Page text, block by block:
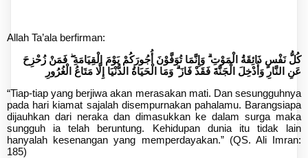
Allah Ta’ala berfirman:
كُلُّ نَفْسٍ ذَائِقَةُ الْمَوْتِ ۗ وَإِنَّمَا تُوَفَّوْنَ أُجُورَكُمْ يَوْمَ الْقِيَامَةِ ۖ فَمَنْ زُحْزِحَ
عَنِ النَّارِ وَأُدْخِلَ الْجَنَّةَ فَقَدْ فَازَ ۗ وَمَا الْحَيَاةُ الدُّنْيَا إِلَّا مَتَاعُ الْغُرُورِ
“Tiap-tiap yang berjiwa akan merasakan mati. Dan sesungguhnya
pada hari kiamat sajalah disempurnakan pahalamu. Barangsiapa
dijauhkan dari neraka dan dimasukkan ke dalam surga maka
sungguh ia telah beruntung. Kehidupan dunia itu tidak lain
hanyalah kesenangan yang memperdayakan.” (QS. Ali Imran:
185)